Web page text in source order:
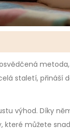
staletí, přináší
výhod. Díky
které můžete